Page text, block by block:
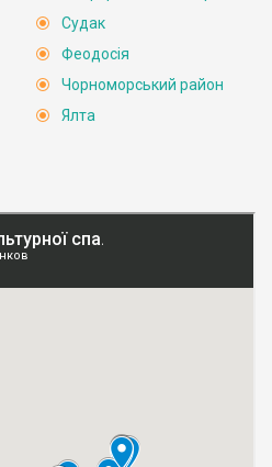
Судак
Феодосія
Чорноморський район
Ялта